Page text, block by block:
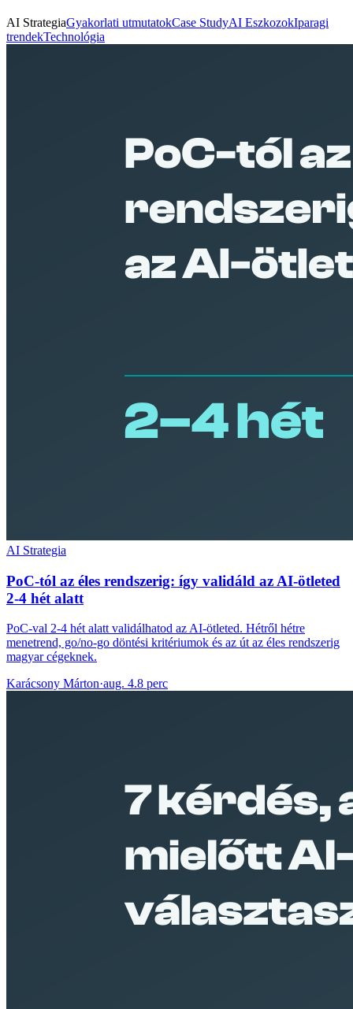
AI StrategiaGyakorlati utmutatokCase StudyAI EszkozokIparagi
trendekTechnológia
AI Strategia
PoC-tól az éles rendszerig: így validáld az AI-ötleted
2-4 hét alatt
PoC-val 2-4 hét alatt validálhatod az AI-ötleted. Hétről hétre
menetrend, go/no-go döntési kritériumok és az út az éles rendszerig
magyar cégeknek.
Karácsony Márton·aug. 4.8 perc